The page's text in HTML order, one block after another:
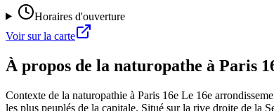
Horaires d'ouverture
Voir sur la carte
À propos de la naturopathe à Paris
Contexte de la naturopathie à Paris 16e Le 16e
les plus peuplés de la capitale. Situé sur la rive droite de la